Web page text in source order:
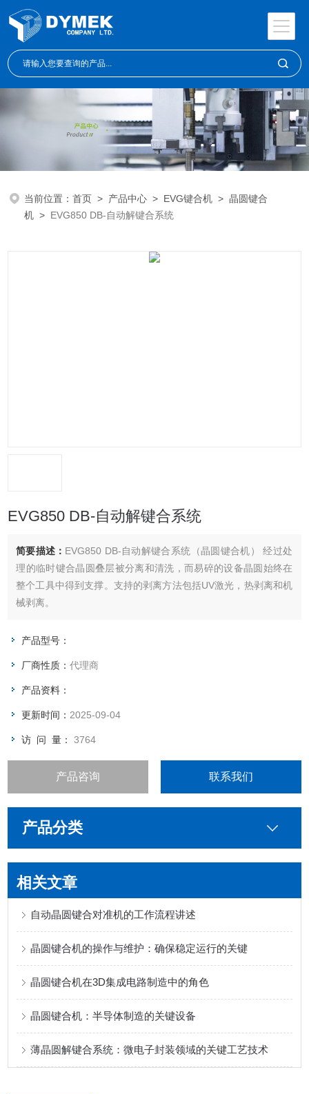
当前位置：首页 > 产品中心 > EVG键合机 >晶圆键合
机 > EVG850 DB-自动解键合系统
EVG850 DB-自动解键合系统
简要描述： EVG850 DB-自动解键合系统（晶圆键合机） 经过处
理的临时键合晶圆叠层被分离和清洗，而易碎的设备晶圆始终在
整个工具中得到支撑。支持的剥离方法包括UV激光，热剥离和机
械剥离。
产品型号：
厂商性质：代理商
产品资料：
更新时间： 2025-09-04
访 问 量：3764
产品咨询 联系我们
产品分类
相关文章
自动晶圆键合对准机的工作流程讲述
晶圆键合机的操作与维护：确保稳定运行的关键
晶圆键合机在3D集成电路制造中的角色
晶圆键合机：半导体制造的关键设备
薄晶圆解键合系统：微电子封装领域的关键工艺技术